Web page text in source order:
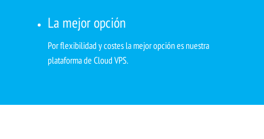
La mejor opción
Por flexibilidad y costes la mejor opción es nuestra
plataforma de Cloud VPS.